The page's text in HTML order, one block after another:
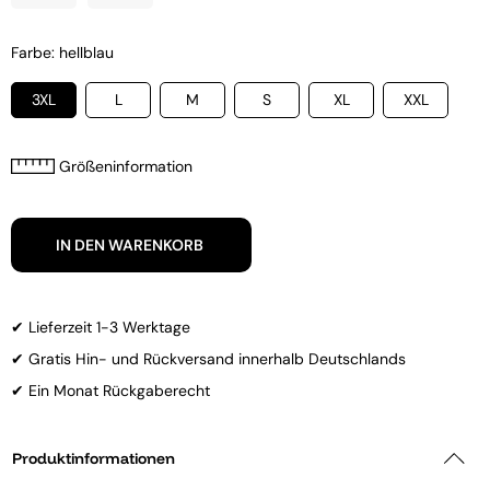
Farbe: hellblau
3XL L M S XL XXL
Größeninformation
IN DEN WARENKORB
✔ Lieferzeit 1-3 Werktage
✔ Gratis Hin- und Rückversand innerhalb Deutschlands
✔ Ein Monat Rückgaberecht
Produktinformationen